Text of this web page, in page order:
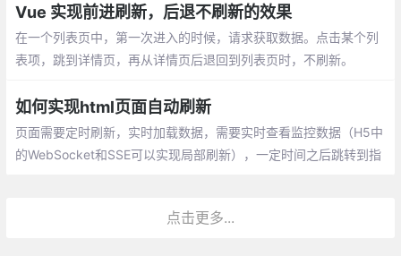
是 Not IsPostback 的
Vue 实现前进刷新，后退不刷新的效果
在一个列表页中，第一次进入的时候，请求获取数据。点击某个列
表项，跳到详情页，再从详情页后退回到列表页时，不刷新。
如何实现html页面自动刷新
页面需要定时刷新，实时加载数据，需要实时查看监控数据（H5中
的WebSocket和SSE可以实现局部刷新），一定时间之后跳转到指
点击更多...